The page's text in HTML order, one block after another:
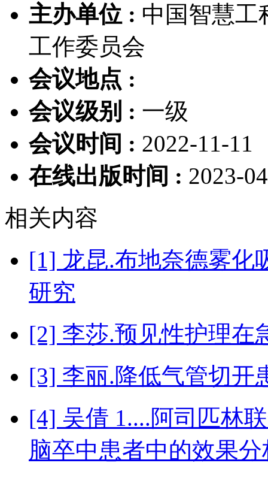
主办单位 : 中国智慧工
工作委员会
会议地点 :
会议级别 : 一级
会议时间 : 2022-11-11
在线出版时间 : 2023-
相关内容
[1] 龙昆.布地奈德雾化
研究
[2] 李莎.预见性护理在
[3] 李丽.降低气管切开
[4] 吴倩 1....阿司匹林
脑卒中患者中的效果分